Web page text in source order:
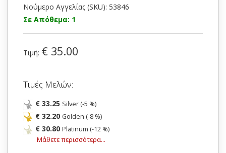
Νούμερο Αγγελίας (SKU): 53846
Σε Απόθεμα: 1
Τιμή: € 35.00
Τιμές Μελών:
€ 33.25 Silver (-5 %)
€ 32.20 Golden (-8 %)
€ 30.80 Platinum (-12 %)
Μάθετε περισσότερα...